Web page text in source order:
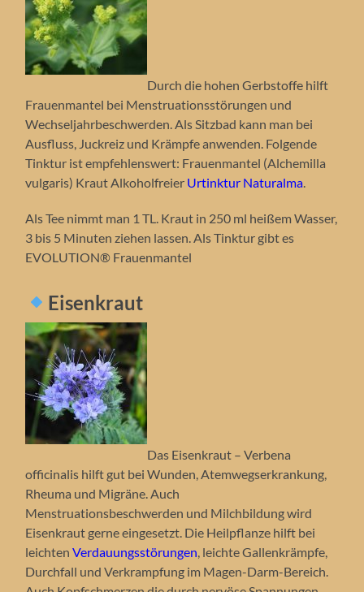
Durch die hohen Gerbstoffe hilft
Frauenmantel bei Menstruationsstörungen und
Wechseljahrbeschwerden. Als Sitzbad kann man bei
Ausfluss, Juckreiz und Krämpfe anwenden. Folgende
Tinktur ist empfehlenswert: Frauenmantel (Alchemilla
vulgaris) Kraut Alkoholfreier Urtinktur Naturalma.
Als Tee nimmt man 1 TL. Kraut in 250 ml heißem Wasser,
3 bis 5 Minuten ziehen lassen. Als Tinktur gibt es
EVOLUTION® Frauenmantel
Eisenkraut
Das Eisenkraut – Verbena
officinalis hilft gut bei Wunden, Atemwegserkrankung,
Rheuma und Migräne. Auch
Menstruationsbeschwerden und Milchbildung wird
Eisenkraut gerne eingesetzt. Die Heilpflanze hilft bei
leichtenVerdauungsstörungen, leichte Gallenkrämpfe,
Durchfall und Verkrampfung im Magen-Darm-Bereich.